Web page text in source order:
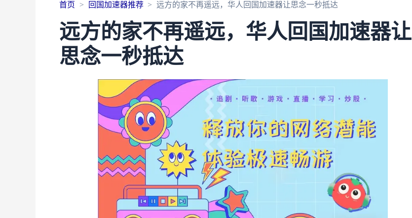
首页 回国加速器推荐 远方的家不再遥远，华人回国加速器让思念一秒抵达
远方的家不再遥远，华人回国加速器让
思念一秒抵达